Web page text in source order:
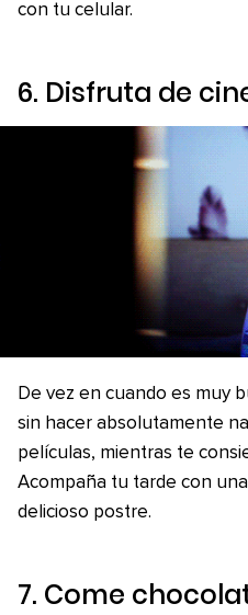
con tu celular.
6. Disfruta de
De vez en cuando es muy
sin hacer absolutamente
películas, mientras te
Acompaña tu tarde con
delicioso postre.
7. Come